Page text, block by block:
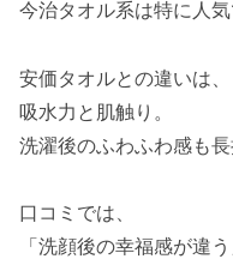
今治タオル系は特に人気
安価タオルとの違いは、
吸水力と肌触り。
洗濯後のふわふわ感も長
口コミでは、
「洗顔後の幸福感が違う